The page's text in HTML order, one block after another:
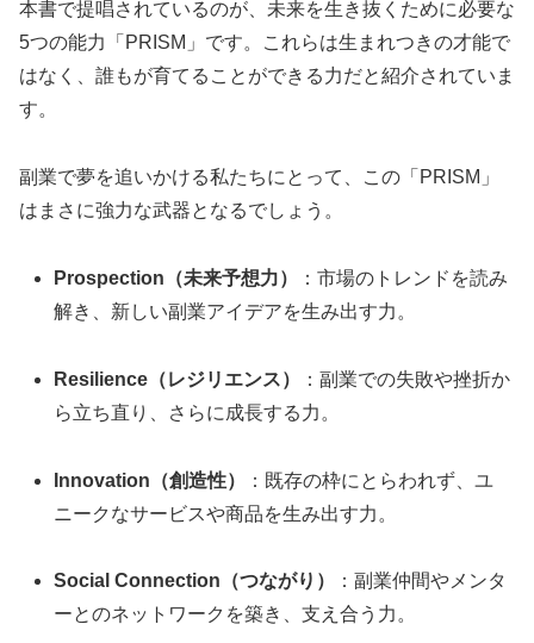
本書で提唱されているのが、未来を生き抜くために必要な
5つの能力「PRISM」です。これらは生まれつきの才能で
はなく、誰もが育てることができる力だと紹介されていま
す。
副業で夢を追いかける私たちにとって、この「PRISM」
はまさに強力な武器となるでしょう。
Prospection（未来予想力）
：市場のトレンドを読み
解き、新しい副業アイデアを生み出す力。
Resilience（レジリエンス）
：副業での失敗や挫折か
ら立ち直り、さらに成長する力。
Innovation（創造性）
：既存の枠にとらわれず、ユ
ニークなサービスや商品を生み出す力。
Social Connection（つながり）
：副業仲間やメンタ
ーとのネットワークを築き、支え合う力。